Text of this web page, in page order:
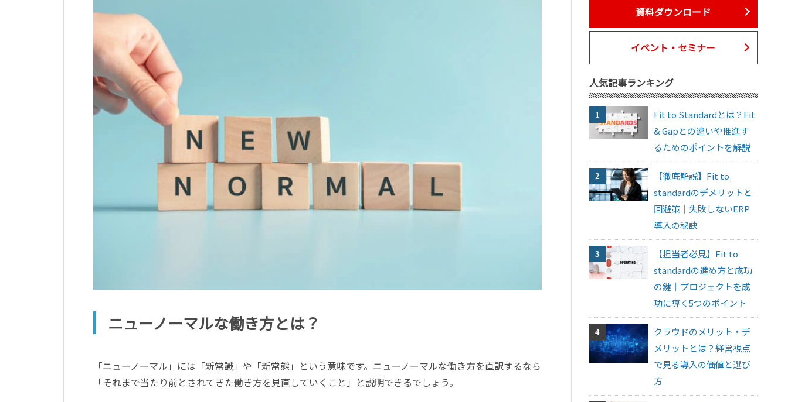
ニューノーマルな働き方とは？
「ニューノーマル」には「新常識」や「新常態」という意味です。ニューノーマルな働き方を直訳するなら
「それまで当たり前とされてきた働き方を見直していくこと」と説明できるでしょう。
資料ダウンロード
イベント・セミナー
人気記事ランキング
Fit to Standardとは？Fit
& Gapとの違いや推進す
るためのポイントを解説
【徹底解説】Fit to
standardのデメリットと
回避策｜失敗しないERP
導入の秘訣
【担当者必見】Fit to
standardの進め方と成功
の鍵｜プロジェクトを成
功に導く5つのポイント
クラウドのメリット・デ
メリットとは？経営視点
で見る導入の価値と選び
方